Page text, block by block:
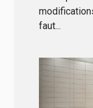
faut...